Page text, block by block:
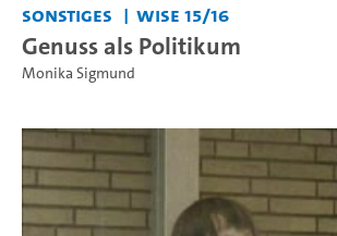
Sonstiges WiSe 15/16
Genuss als Politikum
Monika Sigmund